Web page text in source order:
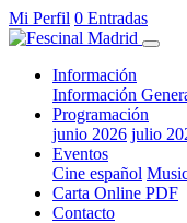
Mi Perfil 0 Entradas
Información
Información
Programación
junio 2026 julio
Eventos
Cine español
Carta Online PDF
Contacto